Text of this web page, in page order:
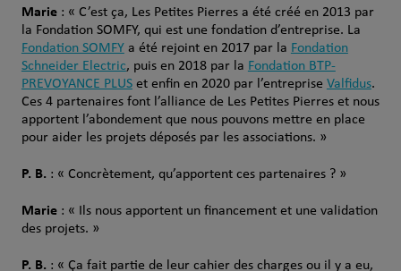
Marie: « C’est ça, Les Petites Pierres a été créé en 2013 par
la Fondation SOMFY, qui est une fondation d’entreprise. La
Fondation SOMFYa été rejoint en 2017 par la Fondation
Schneider Electric, puis en 2018 par la Fondation BTP-
PREVOYANCE PLUSet enfin en 2020 par l’entreprise Valfidus.
Ces 4 partenaires font l’alliance de Les Petites Pierres et nous
apportent l’abondement que nous pouvons mettre en place
pour aider les projets déposés par les associations. »
P. B. : « Concrètement, qu’apportent ces partenaires ? »
Marie : « Ils nous apportent un financement et une validation
des projets. »
P. B. : « Ça fait partie de leur cahier des charges ou il y a eu,